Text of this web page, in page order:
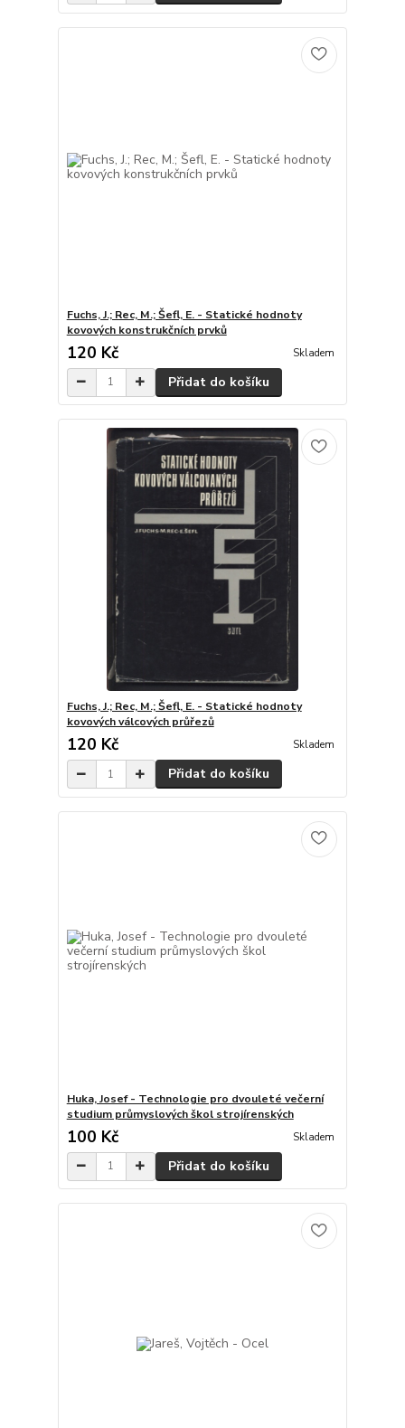
Fuchs, J.; Rec, M.; Šefl, E. - Statické hodnoty
kovových konstrukčních prvků
120 Kč Skladem
Přidat do košíku
Fuchs, J.; Rec, M.; Šefl, E. - Statické hodnoty
kovových válcových průřezů
120 Kč Skladem
Přidat do košíku
Huka, Josef - Technologie pro dvouleté večerní
studium průmyslových škol strojírenských
100 Kč Skladem
Přidat do košíku